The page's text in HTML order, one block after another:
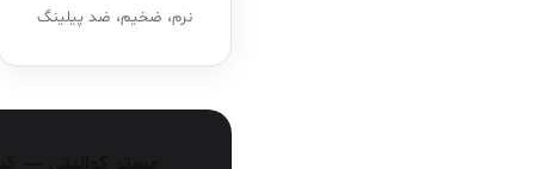
نرم، ضخیم، ضد پیلینگ